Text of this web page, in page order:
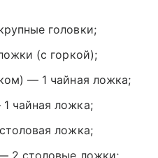
головки;
(с горкой);
— 1 чайная ложка;
чайная ложка;
ложка;
2 столовые ложки;